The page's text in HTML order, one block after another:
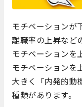
モチベーションが
離職率の上昇など
モチベーションを
モチベーションを
大きく「内発的動
種類があります。